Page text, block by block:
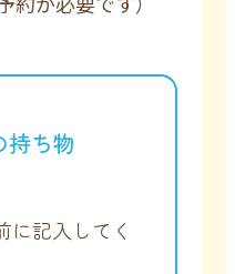
持ち物
に記入してく